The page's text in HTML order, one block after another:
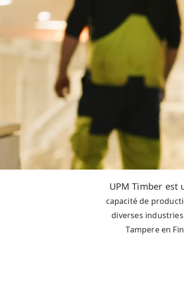
UPM Timber
capacité de
diverses
Tampere en